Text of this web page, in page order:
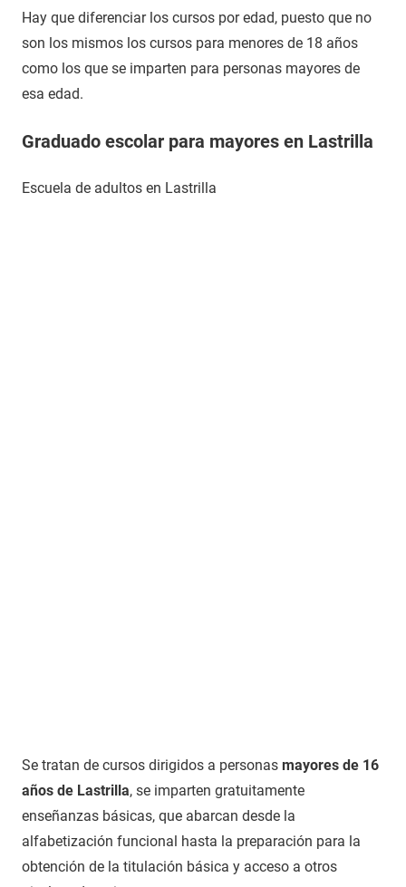
Hay que diferenciar los cursos por edad, puesto que no
son los mismos los cursos para menores de 18 años
como los que se imparten para personas mayores de
esa edad.
Graduado escolar para mayores en Lastrilla
Escuela de adultos en Lastrilla
Se tratan de cursos dirigidos a personas mayores de 16
años de Lastrilla, se imparten gratuitamente
enseñanzas básicas, que abarcan desde la
alfabetización funcional hasta la preparación para la
obtención de la titulación básica y acceso a otros